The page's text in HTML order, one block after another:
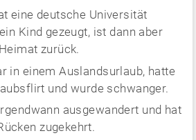
eine deutsche Universität
Kind gezeugt, ist dann aber
zurück.
in einem Auslandsurlaub, hatte
und wurde schwanger.
ausgewandert und hat
zugekehrt.